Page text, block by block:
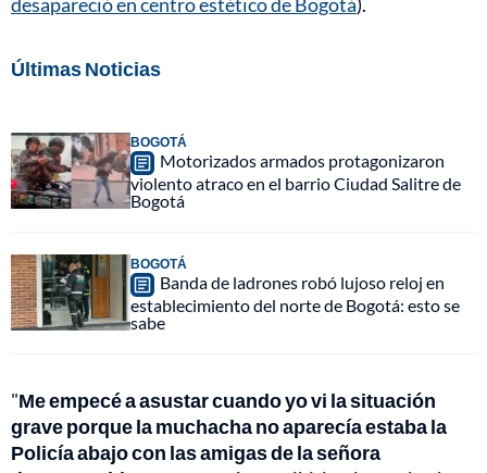
Últimas Noticias
BOGOTÁ
Motorizados armados protagonizaron
violento atraco en el barrio Ciudad Salitre de
Bogotá
BOGOTÁ
Banda de ladrones robó lujoso reloj en
establecimiento del norte de Bogotá: esto se
sabe
"Me empecé a asustar cuando yo vi la situación
grave porque la muchacha no aparecía estaba la
Policía abajo con las amigas de la señora